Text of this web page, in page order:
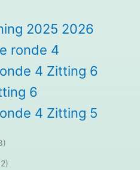
2025 2026
ronde 4
4 Zitting 6
6
4 Zitting 5